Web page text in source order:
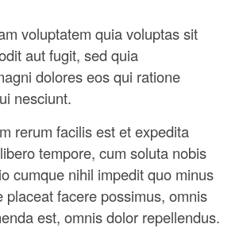
voluptatem quia voluptas sit
aut fugit, sed quia
dolores eos qui ratione
nesciunt.
rerum facilis est et expedita
tempore, cum soluta nobis
cumque nihil impedit quo minus
placeat facere possimus, omnis
est, omnis dolor repellendus.